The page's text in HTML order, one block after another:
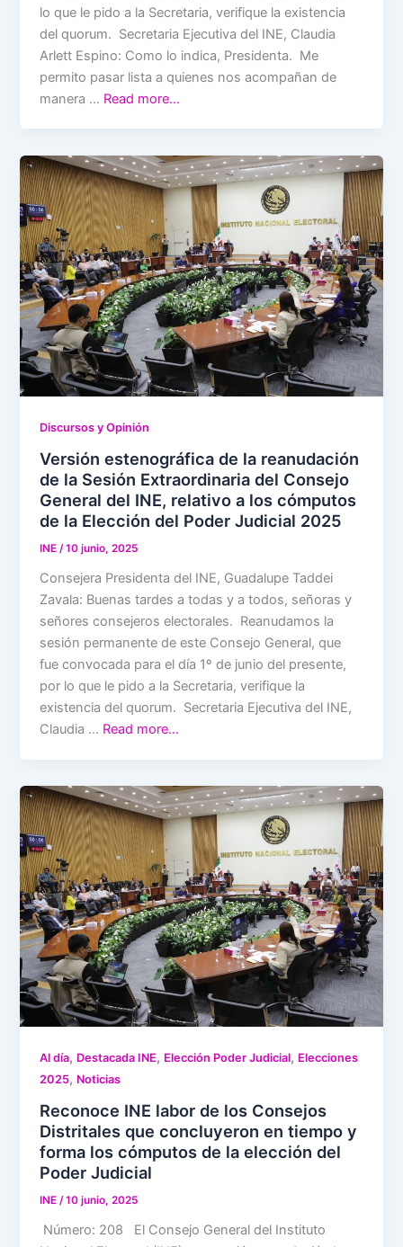
lo que le pido a la Secretaria, verifique la existencia
del quorum. Secretaria Ejecutiva del INE, Claudia
Arlett Espino: Como lo indica, Presidenta. Me
permito pasar lista a quienes nos acompañan de
manera … Read more…
Discursos y Opinión
Versión estenográfica de la reanudación
de la Sesión Extraordinaria del Consejo
General del INE, relativo a los cómputos
de la Elección del Poder Judicial 2025
INE /10 junio, 2025
Consejera Presidenta del INE, Guadalupe Taddei
Zavala: Buenas tardes a todas y a todos, señoras y
señores consejeros electorales. Reanudamos la
sesión permanente de este Consejo General, que
fue convocada para el día 1º de junio del presente,
por lo que le pido a la Secretaria, verifique la
existencia del quorum. Secretaria Ejecutiva del INE,
Claudia … Read more…
Al día, Destacada INE, Elección Poder Judicial, Elecciones
2025, Noticias
Reconoce INE labor de los Consejos
Distritales que concluyeron en tiempo y
forma los cómputos de la elección del
Poder Judicial
INE/10 junio, 2025
Número: 208 El Consejo General del Instituto